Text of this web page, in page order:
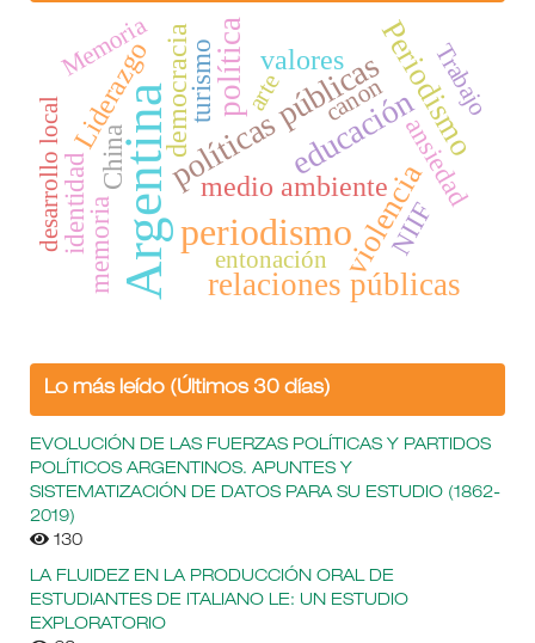
Argentinaperiodismo
educación
políticas públicasPeriodismo
política
violencia
relaciones públicas
Liderazgo valores
medio ambiente
democracia
China ansiedad
memoria
turismo
identidad NIIF
entonación
desarrollo local canon Trabajo
Memoria
arte
Lo más leído (Últimos 30 días)
EVOLUCIÓN DE LAS FUERZAS POLÍTICAS Y PARTIDOS
POLÍTICOS ARGENTINOS. APUNTES Y
SISTEMATIZACIÓN DE DATOS PARA SU ESTUDIO (1862-
2019)
130
LA FLUIDEZ EN LA PRODUCCIÓN ORAL DE
ESTUDIANTES DE ITALIANO LE: UN ESTUDIO
EXPLORATORIO